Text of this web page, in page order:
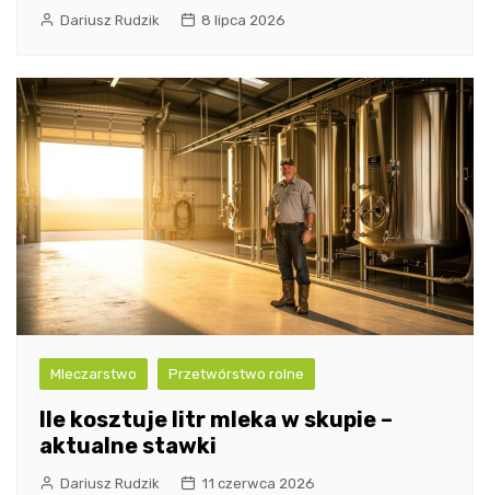
Dariusz Rudzik 8 lipca 2026
Mleczarstwo Przetwórstwo rolne
Ile kosztuje litr mleka w skupie –
aktualne stawki
Dariusz Rudzik 11 czerwca 2026